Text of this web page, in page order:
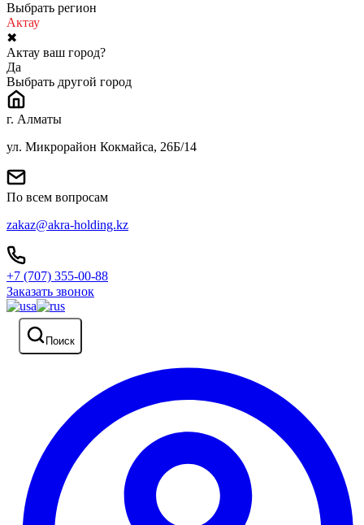
Выбрать регион
Актау
✖
Актау ваш город?
Да
Выбрать другой город
г. Алматы
ул. Микрорайон Кокмайса, 26Б/14
По всем вопросам
zakaz@akra-holding.kz
+7 (707) 355-00-88
Заказать звонок
Поиск